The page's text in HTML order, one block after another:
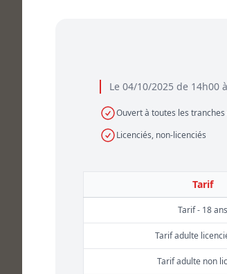
Le 04/10/2025 de 14h00
Ouvert à toutes les
Licenciés, non-licenciés
Tarif
Tarif - 18 ans
Tarif adulte
Tarif adulte non